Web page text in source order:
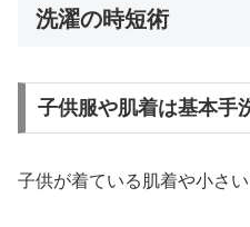
洗濯の時短術
子供服や肌着は基本手
子供が着ている肌着や小さい